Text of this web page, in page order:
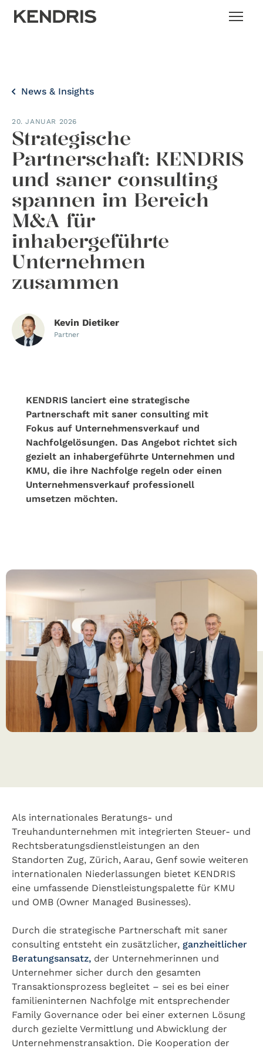
News & Insights
20. JANUAR 2026
Strategische
Partnerschaft: KENDRIS
und saner consulting
spannen im Bereich
M&A für
inhabergeführte
Unternehmen
zusammen
Kevin Dietiker
Partner
KENDRIS lanciert eine strategische
Partnerschaft mit saner consulting mit
Fokus auf Unternehmensverkauf und
Nachfolgelösungen. Das Angebot richtet sich
gezielt an inhabergeführte Unternehmen und
KMU, die ihre Nachfolge regeln oder einen
Unternehmensverkauf professionell
umsetzen möchten.
Als internationales Beratungs- und
Treuhandunternehmen mit integrierten Steuer- und
Rechtsberatungsdienstleistungen an den
Standorten Zug, Zürich, Aarau, Genf sowie weiteren
internationalen Niederlassungen bietet KENDRIS
eine umfassende Dienstleistungspalette für KMU
und OMB (Owner Managed Businesses).
Durch die strategische Partnerschaft mit saner
consulting entsteht ein zusätzlicher, ganzheitlicher
Beratungsansatz, der Unternehmerinnen und
Unternehmer sicher durch den gesamten
Transaktionsprozess begleitet – sei es bei einer
familieninternen Nachfolge mit entsprechender
Family Governance oder bei einer externen Lösung
durch gezielte Vermittlung und Abwicklung der
Unternehmenstransaktion. Die Kooperation der